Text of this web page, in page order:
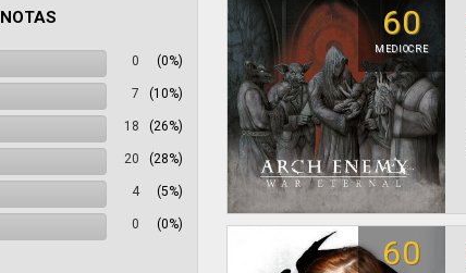
NOTAS
0 (0%)
7 (10%)
18 (26%)
20 (28%)
4 (5%)
0 (0%)
60
MEDIOCRE
60